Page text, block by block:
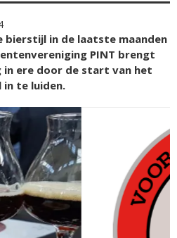
bierstijl in de laatste maanden
PINT brengt
ere door de start van het
in te luiden.